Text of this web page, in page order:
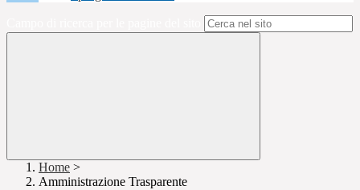
Home >
Amministrazione Trasparente